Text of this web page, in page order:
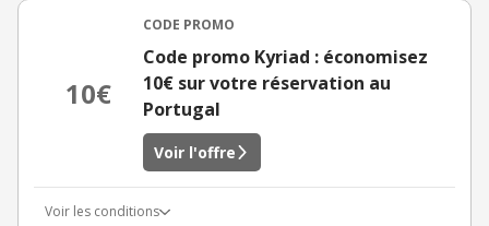
10€
CODE PROMO
Code promo Kyriad : économisez
10€ sur votre réservation au
Portugal
Voir l'offre
Voir les conditions